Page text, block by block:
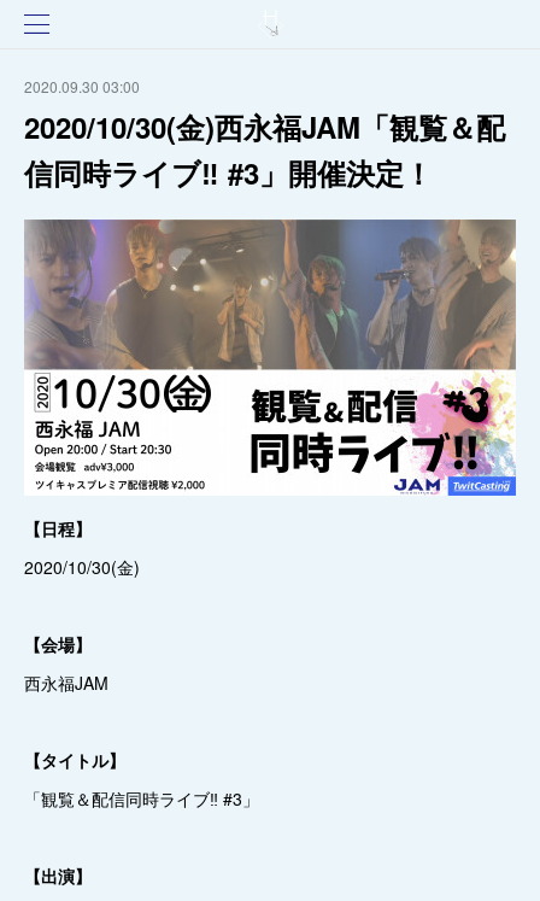
2020.09.30 03:00
2020/10/30(金)西永福JAM「観覧＆配
信同時ライブ‼️ #3」開催決定！
【日程】
2020/10/30(金)
【会場】
西永福JAM
【タイトル】
「観覧＆配信同時ライブ‼️ #3」
【出演】